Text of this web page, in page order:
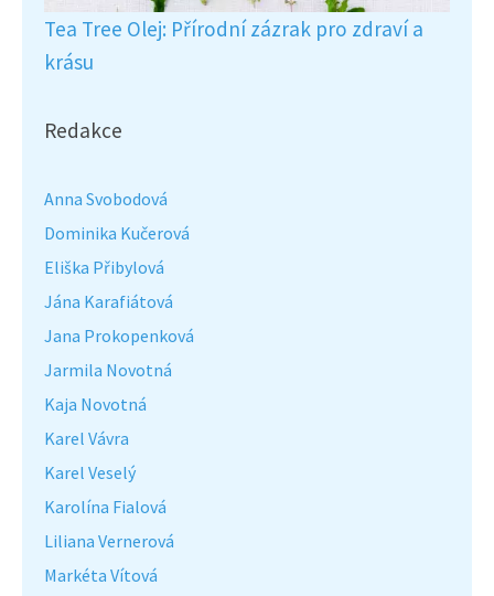
Tea Tree Olej: Přírodní zázrak pro zdraví a
krásu
Redakce
Anna Svobodová
Dominika Kučerová
Eliška Přibylová
Jána Karafiátová
Jana Prokopenková
Jarmila Novotná
Kaja Novotná
Karel Vávra
Karel Veselý
Karolína Fialová
Liliana Vernerová
Markéta Vítová